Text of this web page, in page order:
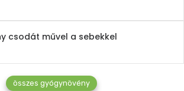
csodát művel a sebekkel
összes gyógynövény